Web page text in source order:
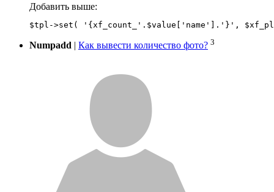
Добавить выше:
Numpadd | Как вывести количество фото? 3